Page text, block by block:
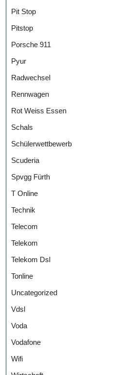
Pit Stop
Pitstop
Porsche 911
Pyur
Radwechsel
Rennwagen
Rot Weiss Essen
Schals
Schülerwettbewerb
Scuderia
Spvgg Fürth
T Online
Technik
Telecom
Telekom
Telekom Dsl
Tonline
Uncategorized
Vdsl
Voda
Vodafone
Wifi